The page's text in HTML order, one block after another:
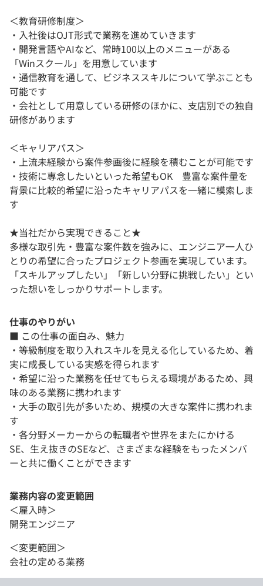
＜教育研修制度＞
・入社後はOJT形式で業務を進めていきます
・開発言語やAIなど、常時100以上のメニューがある
「Winスクール」を用意しています
・通信教育を通して、ビジネススキルについて学ぶことも
可能です
・会社として用意している研修のほかに、支店別での独自
研修があります
＜キャリアパス＞
・上流未経験から案件参画後に経験を積むことが可能です
・技術に専念したいといった希望もOK 豊富な案件量を
背景に比較的希望に沿ったキャリアパスを一緒に模索しま
す
★当社だから実現できること★
多様な取引先・豊富な案件数を強みに、エンジニア一人ひ
とりの希望に合ったプロジェクト参画を実現しています。
「スキルアップしたい」「新しい分野に挑戦したい」とい
った想いをしっかりサポートします。
仕事のやりがい
■ この仕事の面白み、魅力
・等級制度を取り入れスキルを見える化しているため、着
実に成長している実感を得られます
・希望に沿った業務を任せてもらえる環境があるため、興
味のある業務に携われます
・大手の取引先が多いため、規模の大きな案件に携われま
す
・各分野メーカーからの転職者や世界をまたにかける
SE、生え抜きのSEなど、さまざまな経験をもったメンバ
ーと共に働くことができます
業務内容の変更範囲
＜雇入時＞
開発エンジニア
＜変更範囲＞
会社の定める業務